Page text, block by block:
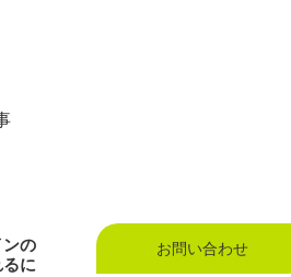
の
に
お問い合わせ